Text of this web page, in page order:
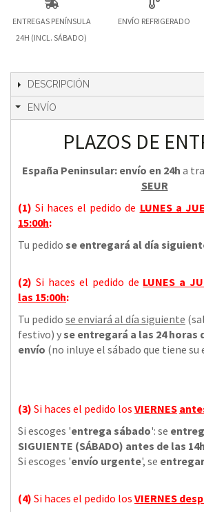
ENTREGAS PENÍNSULA
24H (INCL. SÁBADO)
ENVÍO REFRIGERADO
DESCRIPCIÓN
ENVÍO
PLAZOS DE
España Peninsular: envío en 24h a
SEUR
(1)Si haces el pedido de LUNES a
15:00h:
Tu pedido se entregará al día
(2) Si haces el pedido de LUNES a
las 15:00h:
Tu pedido se enviará al día siguiente
festivo) yse entregará a las 24 horas
envío (no inluye el sábado que tiene su
(3) Si haces el pedido los VIERNES
Si escoges 'entrega sábado': se
SIGUIENTE (SÁBADO) antes de las 14h
Si escoges 'envío urgente', se
(4) Si haces el pedido los VIERNES